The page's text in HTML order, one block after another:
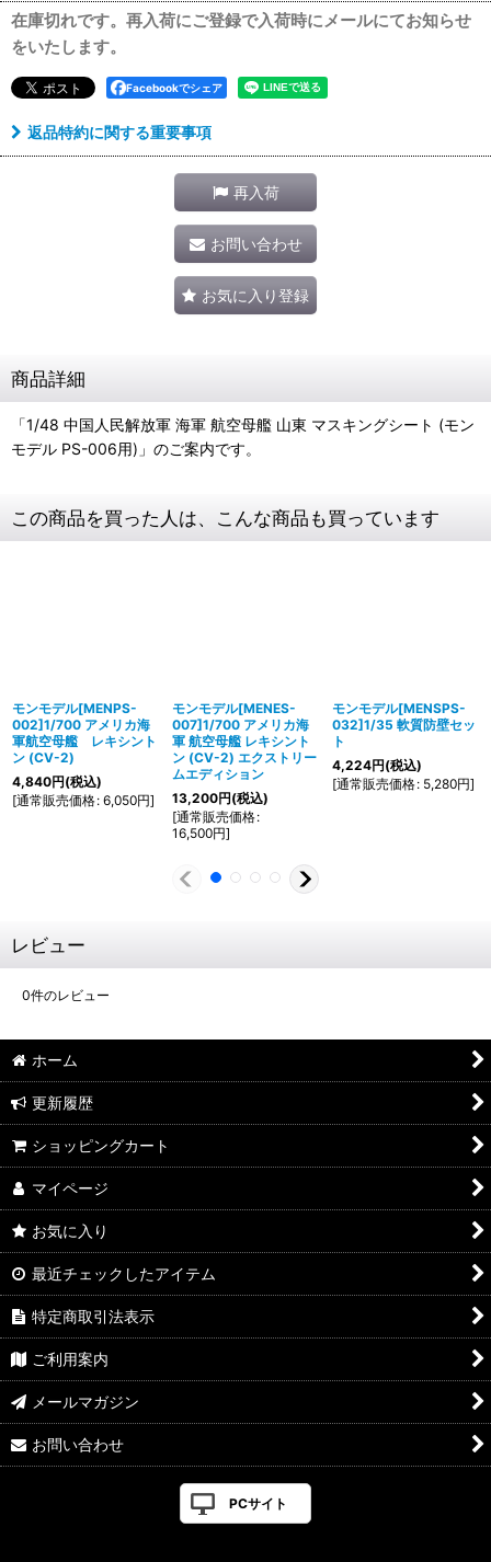
在庫切れです。再入荷にご登録で入荷時にメールにてお知らせ
をいたします。
Facebookでシェア
返品特約に関する重要事項
再入荷
お問い合わせ
お気に入り登録
商品詳細
「1/48 中国人民解放軍 海軍 航空母艦 山東 マスキングシート (モン
モデル PS-006用)」のご案内です。
この商品を買った人は、こんな商品も買っています
モンモデル[MENPS-
002]1/700 アメリカ海
軍航空母艦 レキシント
ン (CV-2)
4,840円(税込)
[通常販売価格: 6,050円]
モンモデル[MENES-
007]1/700 アメリカ海
軍 航空母艦 レキシント
ン (CV-2) エクストリー
ムエディション
13,200円(税込)
[通常販売価格:
16,500円]
モンモデル[MENSPS-
032]1/35 軟質防壁セッ
ト
4,224円(税込)
[通常販売価格: 5,280円]
レビュー
0件のレビュー
ホーム
更新履歴
ショッピングカート
マイページ
お気に入り
最近チェックしたアイテム
特定商取引法表示
ご利用案内
メールマガジン
お問い合わせ
PCサイト